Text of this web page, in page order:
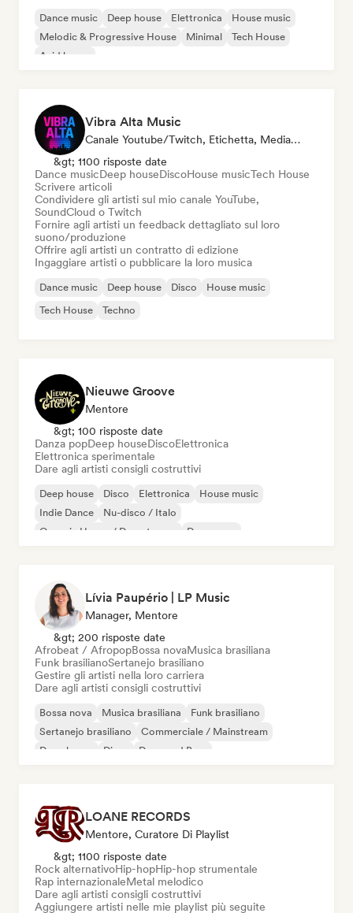
Dance music Deep house Elettronica
House music
Melodic & Progressive House
Minimal
Tech House
Acid house
Vibra Alta Music
Canale Youtube/Twitch, Etichetta, Media/Giornalista, Editore, Esperto Del Suono
&gt; 1100 risposte date
Dance musicDeep houseDiscoHouse musicTech House
Scrivere articoli
Condividere gli artisti sul mio canale YouTube,
SoundCloud o Twitch
Fornire agli artisti un feedback dettagliato sul loro
suono/produzione
Offrire agli artisti un contratto di edizione
Ingaggiare artisti o pubblicare la loro musica
Dance music Deep house Disco
House music
Tech House
Techno
Nieuwe Groove
Mentore
&gt; 100 risposte date
Danza popDeep houseDiscoElettronica
Elettronica sperimentale
Dare agli artisti consigli costruttivi
Deep house Disco Elettronica
House music
Indie Dance
Nu-disco / Italo
Organic House / Downtempo
Danza pop
Lívia Paupério | LP Music
Manager, Mentore
&gt; 200 risposte date
Afrobeat / AfropopBossa novaMusica brasiliana
Funk brasilianoSertanejo brasiliano
Gestire gli artisti nella loro carriera
Dare agli artisti consigli costruttivi
Bossa nova Musica brasiliana
Funk brasiliano
Sertanejo brasiliano
Commerciale / Mainstream
Deep house
Disco Drum and Bass
LOANE RECORDS
Mentore, Curatore Di Playlist
&gt; 1100 risposte date
Rock alternativoHip-hopHip-hop strumentale
Rap internazionaleMetal melodico
Dare agli artisti consigli costruttivi
Aggiungere artisti nelle mie playlist più seguite